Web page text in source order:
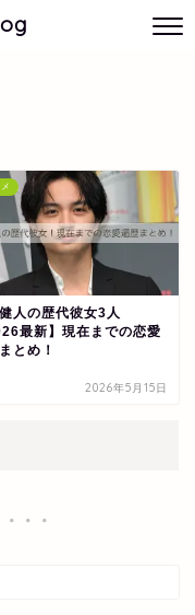
人の歴代彼女3人
最新】現在までの恋愛
とめ！
2026年5月15日